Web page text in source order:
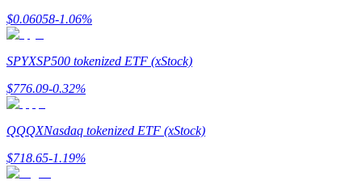
Babi Kekuatan
Dapatkan imbalan kompetitif setiap hari
$0.06058-1.06%
SPYXSP500 tokenized ETF (xStock)
$776.09-0.32%
QQQXNasdaq tokenized ETF (xStock)
$718.65-1.19%